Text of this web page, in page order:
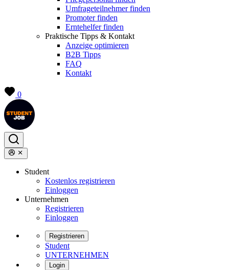
Umfrageteilnehmer finden
Promoter finden
Erntehelfer finden
Praktische Tipps & Kontakt
Anzeige optimieren
B2B Tipps
FAQ
Kontakt
0
Student
Kostenlos registrieren
Einloggen
Unternehmen
Registrieren
Einloggen
Registrieren
Student
UNTERNEHMEN
Login